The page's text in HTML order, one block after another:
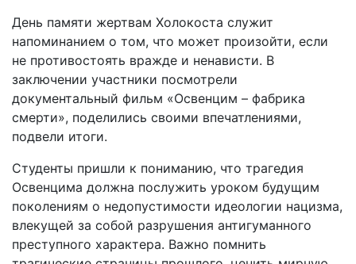
День памяти жертвам Холокоста служит
напоминанием о том, что может произойти, если
не противостоять вражде и ненависти. В
заключении участники посмотрели
документальный фильм «Освенцим – фабрика
смерти», поделились своими впечатлениями,
подвели итоги.
Студенты пришли к пониманию, что трагедия
Освенцима должна послужить уроком будущим
поколениям о недопустимости идеологии нацизма,
влекущей за собой разрушения антигуманного
преступного характера. Важно помнить